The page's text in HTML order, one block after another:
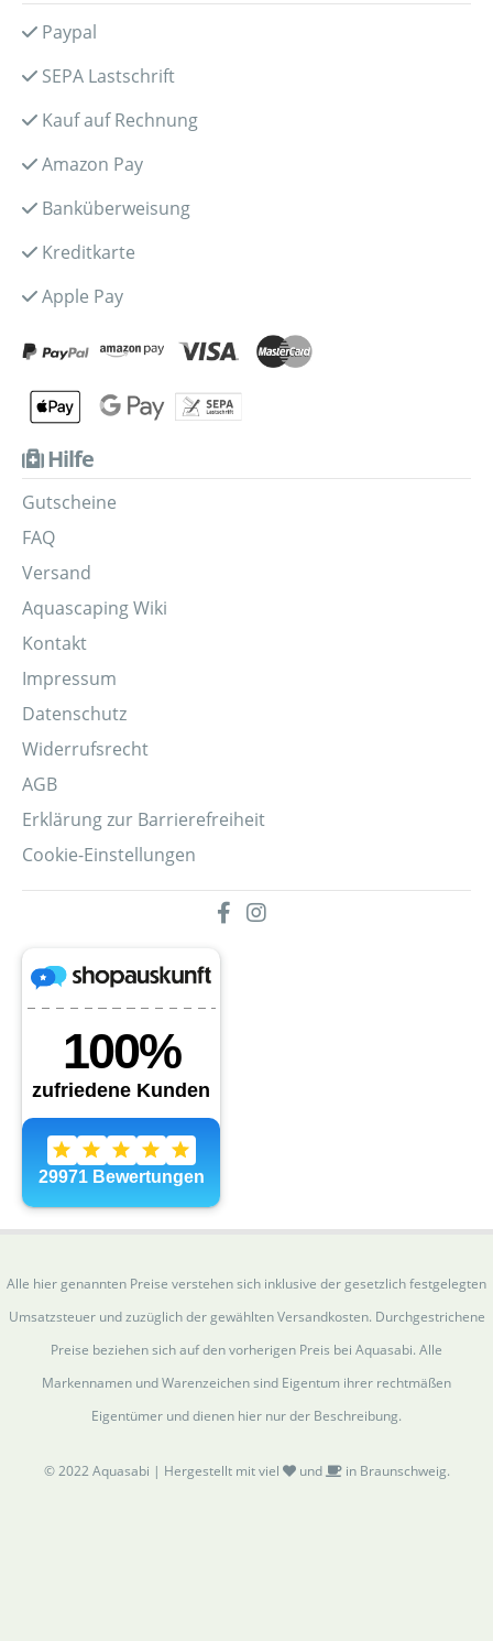
Paypal
SEPA Lastschrift
Kauf auf Rechnung
Amazon Pay
Banküberweisung
Kreditkarte
Apple Pay
Hilfe
Gutscheine
FAQ
Versand
Aquascaping Wiki
Kontakt
Impressum
Datenschutz
Widerrufsrecht
AGB
Erklärung zur Barrierefreiheit
Cookie-Einstellungen
Alle hier genannten Preise verstehen sich inklusive der gesetzlich festgelegten
Umsatzsteuer und zuzüglich der gewählten Versandkosten. Durchgestrichene
Preise beziehen sich auf den vorherigen Preis bei Aquasabi. Alle
Markennamen und Warenzeichen sind Eigentum ihrer rechtmäßen
Eigentümer und dienen hier nur der Beschreibung.
© 2022 Aquasabi | Hergestellt mit viel und in Braunschweig.